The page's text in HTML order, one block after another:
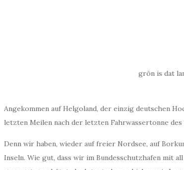
grön is dat
Angekommen auf Helgoland, der einzig deutschen
letzten Meilen nach der letzten Fahrwassertonne
Denn wir haben, wieder auf freier Nordsee, auf
Inseln. Wie gut, dass wir im Bundesschutzhafen mit